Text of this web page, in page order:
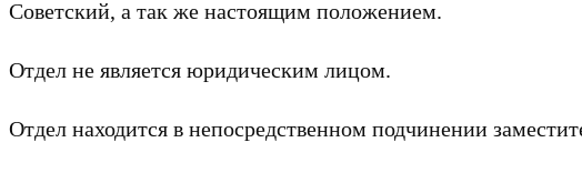
Советский, а так же настоящим положением.
Отдел не является юридическим лицом.
Отдел находится в непосредственном подчинении